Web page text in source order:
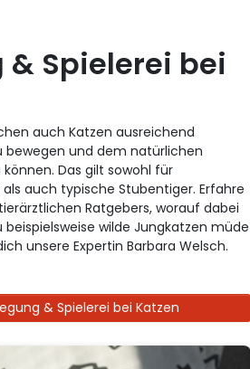
& Spielerei bei
auch Katzen ausreichend
bewegen und dem natürlichen
Das gilt sowohl für
auch typische Stubentiger. Erfahre
Ratgebers, worauf dabei
wilde Jungkatzen müde
unsere Expertin Barbara Welsch.
& Spielerei bei Katzen